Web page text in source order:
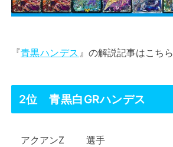
『青黒ハンデス 』の解説記事はこちら
2位 青黒白GRハンデス
アクアンZ 選手